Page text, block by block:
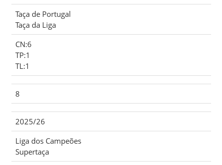
Taça de Portugal
Taça da Liga
CN:6
TP:1
TL:1
8
2025/26
Liga dos Campeões
Supertaça